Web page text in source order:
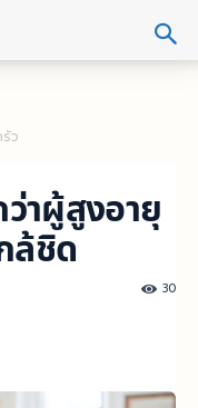
ว
ผู้สูงอายุ
ล้ชิด
30